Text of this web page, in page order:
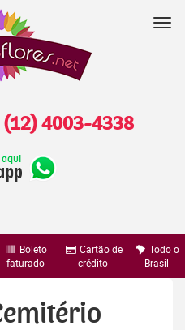
(12) 4003-4338
Boleto
faturado
Cartão de
crédito
Todo o
Brasil